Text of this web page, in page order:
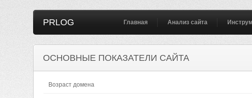
PRLOG Главная Анализ сайта
ОСНОВНЫЕ ПОКАЗАТЕЛИ САЙТА
Возраст домена